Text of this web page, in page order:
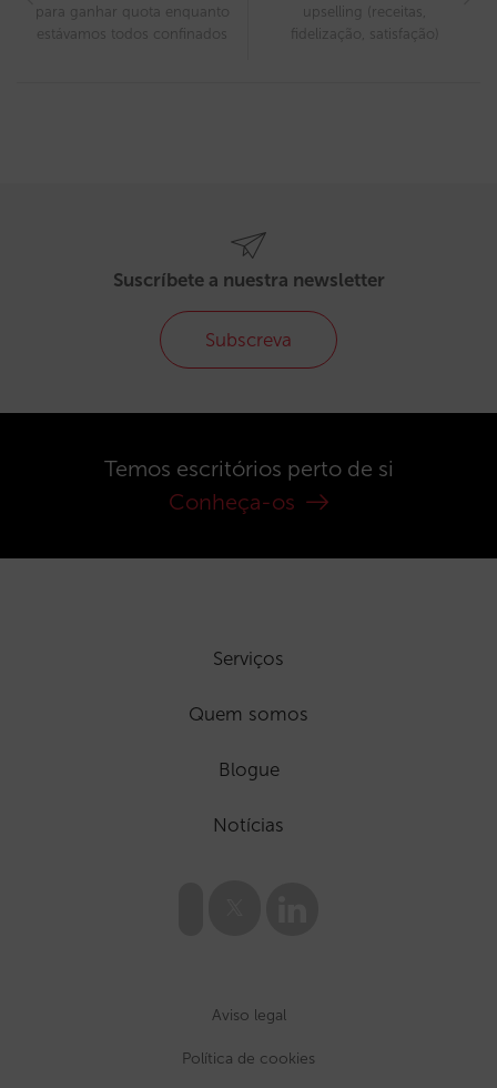
para ganhar quota enquanto
estávamos todos confinados
upselling (receitas,
fidelização, satisfação)
Suscríbete a nuestra newsletter
Subscreva
Temos escritórios perto de si
Conheça-os
Serviços
Quem somos
Blogue
Notícias
Aviso legal
Política de cookies